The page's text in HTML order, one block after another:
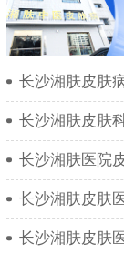
长沙湘肤皮肤
长沙湘肤皮肤
长沙湘肤医院
长沙湘肤皮肤
长沙湘肤皮肤